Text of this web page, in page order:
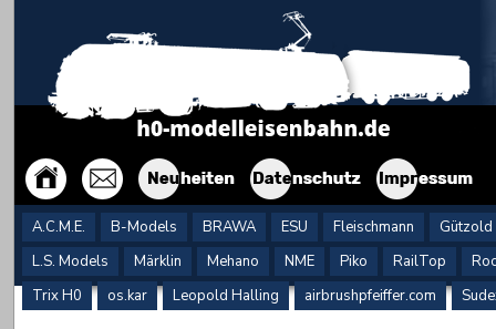
A.C.M.E. B-Models BRAWA ESU Fleischmann
Gützold
L.S. Models
Märklin Mehano NME Piko RailTop
Trix H0
os.kar Leopold Halling airbrushpfeiffer.com